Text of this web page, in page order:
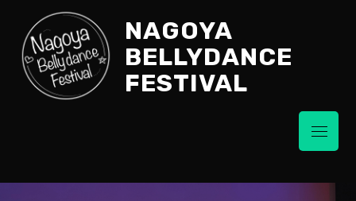
content
NAGOYA
BELLYDANCE
FESTIVAL
Menu